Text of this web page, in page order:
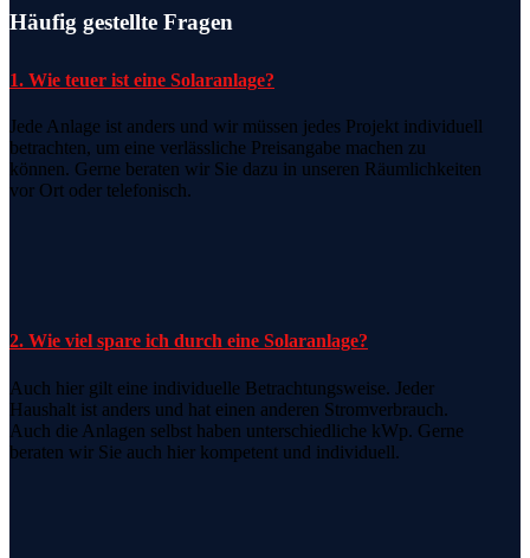
Häufig gestellte Fragen
1. Wie teuer ist eine Solaranlage?
Jede Anlage ist anders und wir müssen jedes Projekt individuell
betrachten, um eine verlässliche Preisangabe machen zu
können. Gerne beraten wir Sie dazu in unseren Räumlichkeiten
vor Ort oder telefonisch.
2. Wie viel spare ich durch eine Solaranlage?
Auch hier gilt eine individuelle Betrachtungsweise. Jeder
Haushalt ist anders und hat einen anderen Stromverbrauch.
Auch die Anlagen selbst haben unterschiedliche kWp. Gerne
beraten wir Sie auch hier kompetent und individuell.